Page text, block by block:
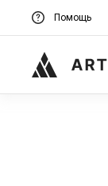
Помощь